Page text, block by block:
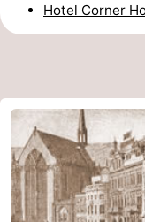
Hotel Corner